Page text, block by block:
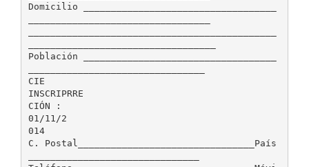
Domicilio ___________________________________
Población ___________________________________
CIE
INSCRIPRRE
CIÓN :
01/11/2
014
C. Postal________________________________País